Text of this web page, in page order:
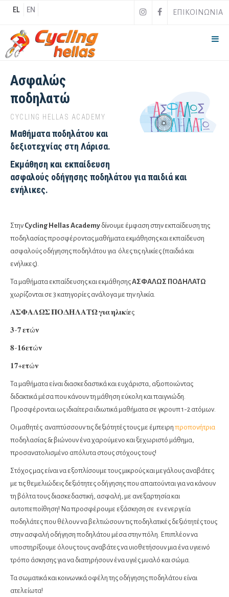
EL EN ΕΠΙΚΟΙΝΩΝΙΑ
Ασφαλώς
ποδηλατώ
CYCLING HELLAS ACADEMY
Μαθήματα ποδηλάτου και
δεξιοτεχνίας στη Λάρισα.
Εκμάθηση και εκπαίδευση
ασφαλούς οδήγησης ποδηλάτου για παιδιά και
ενήλικες.
Στην Cycling Hellas Academy δίνουμε έμφαση στην εκπαίδευση της
ποδηλασίας προσφέροντας μαθήματα εκμάθησης και εκπαίδευση
ασφαλούς οδήγησης ποδηλάτου για όλες τις ηλικίες (παιδιά και
ενήλικες).
Τα μαθήματα εκπαίδευσης και εκμάθησηςΑΣΦΑΛΩΣ ΠΟΔΗΛΑΤΩ
χωρίζονται σε 3 κατηγορίες ανάλογα με την ηλικία.
𝚨𝚺𝚽𝚨𝚲𝛀𝚺 𝚷𝚶𝚫𝚮𝚲𝚨𝚻𝛀 𝛄𝛊𝛂 𝛈𝛌𝛊𝛋ί𝛆ς
𝟑-𝟕 𝛆𝛕ώ𝛎
𝟖-𝟏𝟔𝛆𝛕ώ𝛎
𝟏𝟕+𝛆𝛕ώ𝛎
Τα μαθήματα είναι διασκεδαστικά και ευχάριστα, αξιοποιώντας
διδακτικά μέσα που κάνουν τη μάθηση εύκολη και παιγνιώδη.
Προσφέρονται ως ιδιαίτερα ιδιωτικά μαθήματα σε γκρουπ 1-2 ατόμων.
Οι μαθητές αναπτύσσουν τις δεξιότητές τους με έμπειρη προπονήτρια
ποδηλασίας & βιώνουν ένα χαρούμενο και ξεχωριστό μάθημα,
προσανατολισμένο απόλυτα στους στόχους τους!
Στόχος μας είναι να εξοπλίσουμε τους μικρούς και μεγάλους αναβάτες
με τις θεμελιώδεις δεξιότητες οδήγησης που απαιτούνται για να κάνουν
τη βόλτα τους διασκεδαστική, ασφαλή, με ανεξαρτησία και
αυτοπεποίθηση! Να προσφέρουμε εξάσκηση σε εν ενεργεία
ποδηλάτες που θέλουν να βελτιώσουν τις ποδηλατικές δεξιότητές τους
στην ασφαλή οδήγηση ποδηλάτου μέσα στην πόλη. Επιπλέον να
υποστηρίξουμε όλους τους αναβάτες να υιοθετήσουν μια ένα υγιεινό
τρόπο άσκησης για να διατηρήσουν ένα υγιές μυαλό και σώμα.
Τα σωματικά και κοινωνικά οφέλη της οδήγησης ποδηλάτου είναι
ατελείωτα!